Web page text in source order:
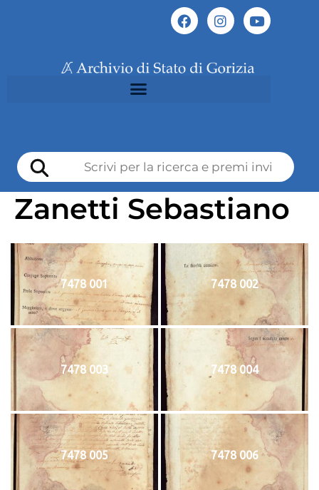
Zanetti Sebastiano
7478 001 7478 002
7478 003 7478 004
7478 005 7478 006